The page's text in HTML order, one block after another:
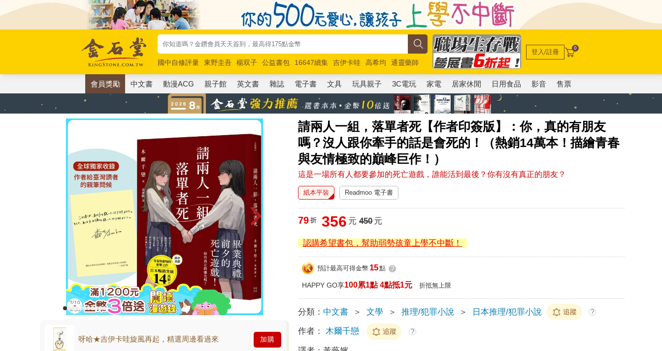
國中自修評量 東野圭吾 楊双子 公益書包 16647續集 吉伊卡哇 高希均
通靈藥師
唯紅花綻放
奧德賽 路邊攤新作 馬斯克 玩具總動員5 超慢跑
登入/註冊 0
會員獎勵 中文書 動漫ACG 親子館 英文書 雜誌 電子書 文具 玩具親子 3C電玩 家電 居家休閒 日用食品 影音 售票
請兩人一組，落單者死【作者印簽版】：你，真的有朋友
嗎？沒人跟你牽手的話是會死的！（熱銷14萬本！描繪青春
與友情極致的巔峰巨作！）
這是一場所有人都要參加的死亡遊戲，誰能活到最後？你有沒有真正的朋友？
呀哈★吉伊卡哇旋風再起，精選周邊看過來 加購
紙本平裝 Readmoo 電子書
79 折 356 元 450元
認購希望書包，幫助弱勢孩童上學不中斷！
預計最高可得金幣 15點 ?
HAPPY GO享100累1點 4點抵1元 折抵無上限
分類： 中文書 ＞ 文學 ＞ 推理/犯罪小說 ＞ 日本推理/犯罪小說 追蹤 ?
作者： 木爾千戀 追蹤 ?